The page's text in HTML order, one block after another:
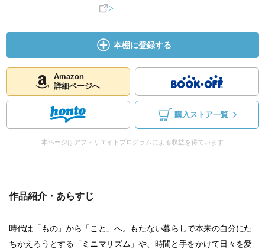
本棚に登録する
Amazon
詳細ページへ
購入ストア一覧
本ページはアフィリエイトプログラムによる収益を得ています
作品紹介・あらすじ
時代は「もの」から「こと」へ。もたない暮らしで本来の自分にた
ちかえろうとする「ミニマリズム」や、時間と手をかけて日々を愛